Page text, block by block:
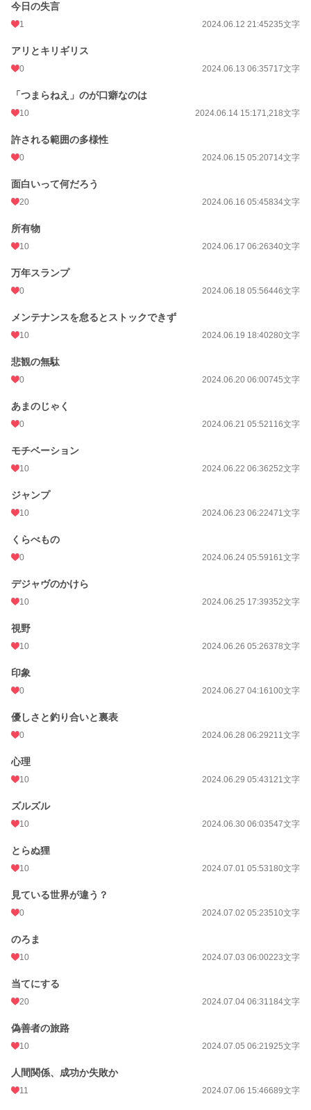
今日の失言
1 2024.06.12 21:45235文字
アリとキリギリス
0 2024.06.13 06:35717文字
「つまらねえ」のが口癖なのは
10 2024.06.14 15:171,218文字
許される範囲の多様性
0 2024.06.15 05:20714文字
面白いって何だろう
20 2024.06.16 05:45834文字
所有物
10 2024.06.17 06:26340文字
万年スランプ
0 2024.06.18 05:56446文字
メンテナンスを怠るとストックできず
10 2024.06.19 18:40280文字
悲観の無駄
0 2024.06.20 06:00745文字
あまのじゃく
0 2024.06.21 05:52116文字
モチベーション
10 2024.06.22 06:36252文字
ジャンプ
10 2024.06.23 06:22471文字
くらべもの
0 2024.06.24 05:59161文字
デジャヴのかけら
10 2024.06.25 17:39352文字
視野
10 2024.06.26 05:26378文字
印象
0 2024.06.27 04:16100文字
優しさと釣り合いと裏表
0 2024.06.28 06:29211文字
心理
10 2024.06.29 05:43121文字
ズルズル
10 2024.06.30 06:03547文字
とらぬ狸
10 2024.07.01 05:53180文字
見ている世界が違う？
0 2024.07.02 05:23510文字
のろま
10 2024.07.03 06:00223文字
当てにする
20 2024.07.04 06:31184文字
偽善者の旅路
10 2024.07.05 06:21925文字
人間関係、成功か失敗か
11 2024.07.06 15:46689文字